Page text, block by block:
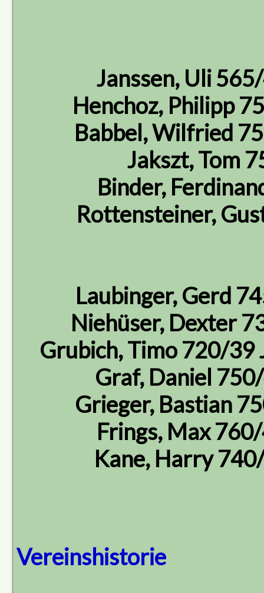
Janssen, Uli
Henchoz, Philipp
Babbel, Wilfried
Jakszt, Tom
Binder,
Rottensteiner,
Laubinger, Gerd
Niehüser, Dexter
Grubich, Timo 720/39
Graf, Daniel
Grieger, Bastian
Frings, Max
Kane, Harry
Vereinshistorie